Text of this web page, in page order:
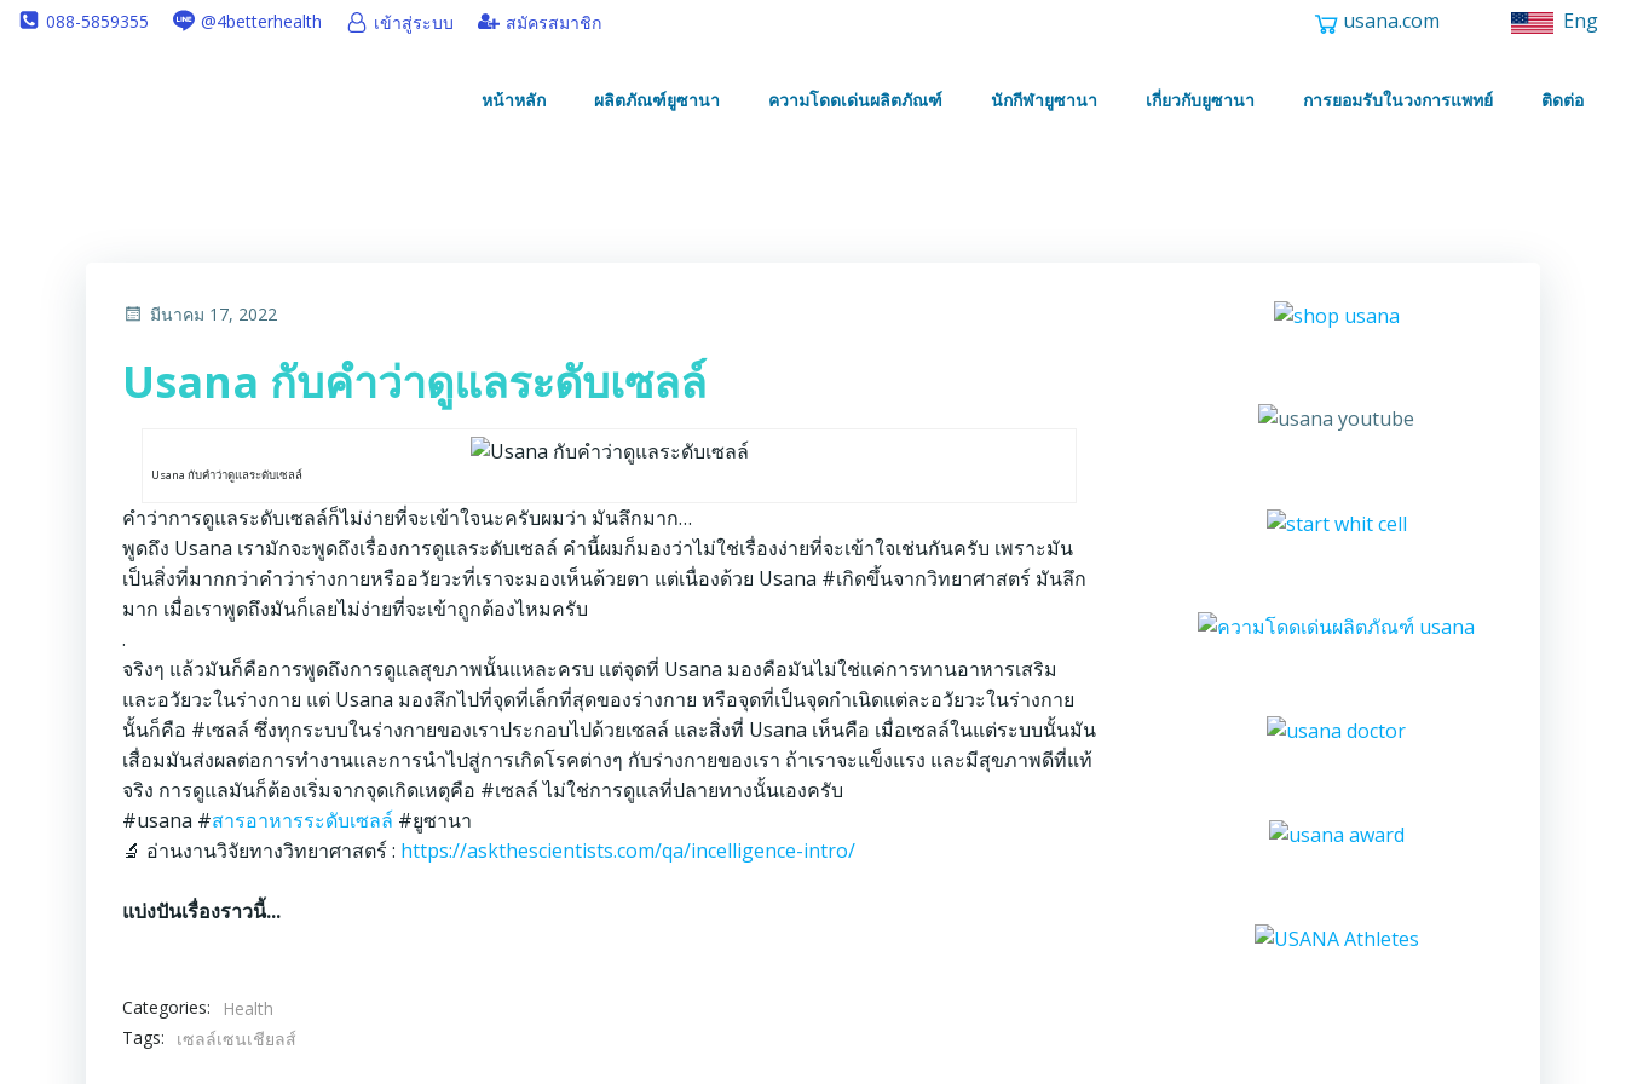
Skip 088-5859355 @4betterhealth เข้าสู่ระบบ สมัครสมาชิก usana.com Eng
หน้าหลัก ผลิตภัณฑ์ยูซานา ความโดดเด่นผลิตภัณฑ์ นักกีฬายูซานา เกี่ยวกับยูซานา การยอมรับในวงการแพทย์ ติดต่อ
มีนาคม 17, 2022
Usana กับคำว่าดูแลระดับเซลล์
Usana กับคำว่าดูแลระดับเซลล์
คำว่าการดูแลระดับเซลล์ก็ไม่ง่ายที่จะเข้าใจนะครับผมว่า มันลึกมาก…
พูดถึง Usana เรามักจะพูดถึงเรื่องการดูแลระดับเซลล์ คำนี้ผมก็มองว่าไม่ใช่เรื่องง่ายที่จะเข้าใจเช่นกันครับ เพราะมัน
เป็นสิ่งที่มากกว่าคำว่าร่างกายหรืออวัยวะที่เราจะมองเห็นด้วยตา แต่เนื่องด้วย Usana #เกิดขึ้นจากวิทยาศาสตร์ มันลึก
มาก เมื่อเราพูดถึงมันก็เลยไม่ง่ายที่จะเข้าถูกต้องไหมครับ
.
จริงๆ แล้วมันก็คือการพูดถึงการดูแลสุขภาพนั้นแหละครบ แต่จุดที่ Usana มองคือมันไม่ใช่แค่การทานอาหารเสริม
และอวัยวะในร่างกาย แต่ Usana มองลึกไปที่จุดที่เล็กที่สุดของร่างกาย หรือจุดที่เป็นจุดกำเนิดแต่ละอวัยวะในร่างกาย
นั้นก็คือ #เซลล์ ซึ่งทุกระบบในร่างกายของเราประกอบไปด้วยเซลล์ และสิ่งที่ Usana เห็นคือ เมื่อเซลล์ในแต่ระบบนั้นมัน
เสื่อมมันส่งผลต่อการทำงานและการนำไปสู่การเกิดโรคต่างๆ กับร่างกายของเรา ถ้าเราจะแข็งแรง และมีสุขภาพดีที่แท้
จริง การดูแลมันก็ต้องเริ่มจากจุดเกิดเหตุคือ #เซลล์ไม่ใช่การดูแลที่ปลายทางนั้นเองครับ
#usana #สารอาหารระดับเซลล์ #ยูซานา
🔬 อ่านงานวิจัยทางวิทยาศาสตร์ : https://askthescientists.com/qa/incelligence-intro/
แบ่งปันเรื่องราวนี้...
Categories:
Health
Tags:
เซลล์เซนเชียลส์